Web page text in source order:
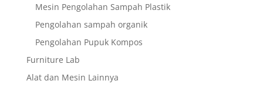
Mesin Pengolahan Sampah Plastik
Pengolahan sampah organik
Pengolahan Pupuk Kompos
Furniture Lab
Alat dan Mesin Lainnya